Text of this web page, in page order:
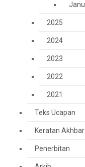
2025
2024
2023
2022
2021
Teks Ucapan
Keratan Akhbar
Penerbitan